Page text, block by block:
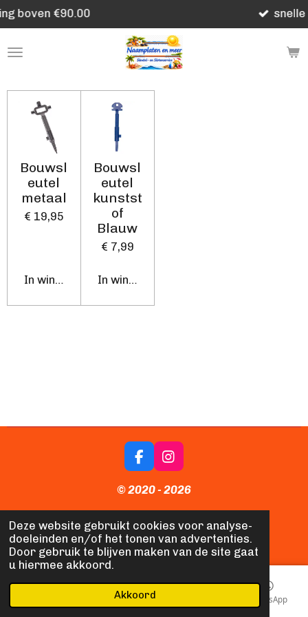
Deze website gebruikt cookies voor analyse-
doeleinden en/of het tonen van advertenties.
Door gebruik te blijven maken van de site gaat
u hiermee akkoord.
Akkoord
Ga
direct
naar
snelle levering
Bouwsl
eutel
metaal
€ 19,95
In winkelwagen
Bouwsl
eutel
kunstst
of
Blauw
€ 7,99
In winkelwagen
F
a
c
b
o
o
k
I
n
s
a
g
r
a
© 2020 - 2026
Site update 22-4-2026
Telefoonnummer WhatsApp